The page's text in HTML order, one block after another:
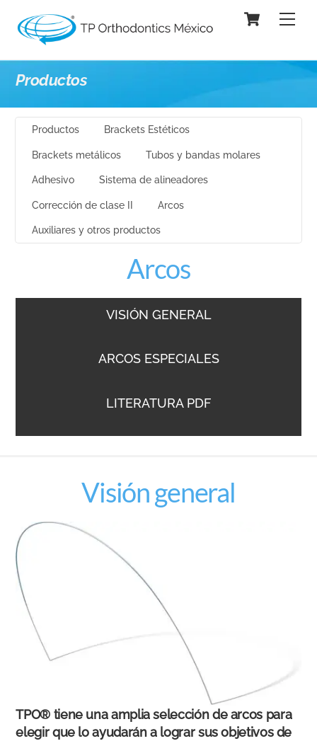
content
Cart
Productos
Productos Brackets Estéticos
Brackets metálicos Tubos y bandas molares
Adhesivo Sistema de alineadores
Corrección de clase II Arcos
Auxiliares y otros productos
Arcos
VISIÓN GENERAL
ARCOS ESPECIALES
LITERATURA PDF
Visión general
TPO® tiene una amplia selección de arcos para
elegir que lo ayudarán a lograr sus objetivos de